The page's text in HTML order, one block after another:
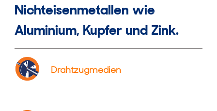
Nichteisenmetallen wie
Aluminium, Kupfer und Zink.
Drahtzugmedien